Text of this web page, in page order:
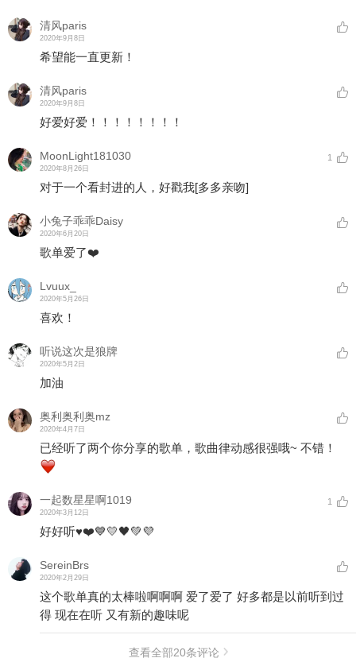
清风paris
2020年9月8日
希望能一直更新！
清风paris
2020年9月8日
好爱好爱！！！！！！！！
MoonLight181030
2020年8月26日
1
对于一个看封进的人，好戳我[多多亲吻]
小兔子乖乖Daisy
2020年6月20日
歌单爱了❤️
Lvuux_
2020年5月26日
喜欢！
听说这次是狼牌
2020年5月2日
加油
奥利奥利奥mz
2020年4月7日
已经听了两个你分享的歌单，歌曲律动感很强哦~ 不错！
一起数星星啊1019
2020年3月12日
1
好好听♥️❤️💙💛🖤💚💜
SereinBrs
2020年2月29日
这个歌单真的太棒啦啊啊啊 爱了爱了 好多都是以前听到过
得 现在在听 又有新的趣味呢
查看全部20条评论